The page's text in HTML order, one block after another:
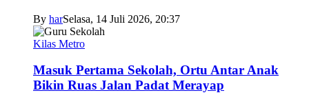
By harSelasa, 14 Juli 2026, 20:37
Kilas Metro
Masuk Pertama Sekolah, Ortu Antar Anak
Bikin Ruas Jalan Padat Merayap